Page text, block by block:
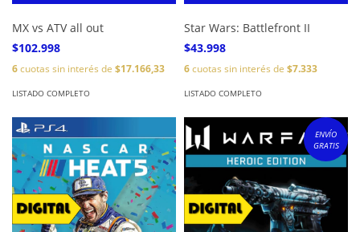
MX vs ATV all out
$102.998
6cuotas sin interés de $17.166,33
LISTADO COMPLETO
Star Wars: Battlefront II
$43.998
6cuotas sin interés de $7.333
LISTADO COMPLETO
ENVÍO
GRATIS